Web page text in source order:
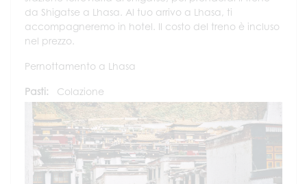
da Shigatse a Lhasa. Al tuo arrivo a Lhasa, ti
accompagneremo in hotel. Il costo del treno è incluso
nel prezzo.
Pernottamento a Lhasa
Pasti: Colazione